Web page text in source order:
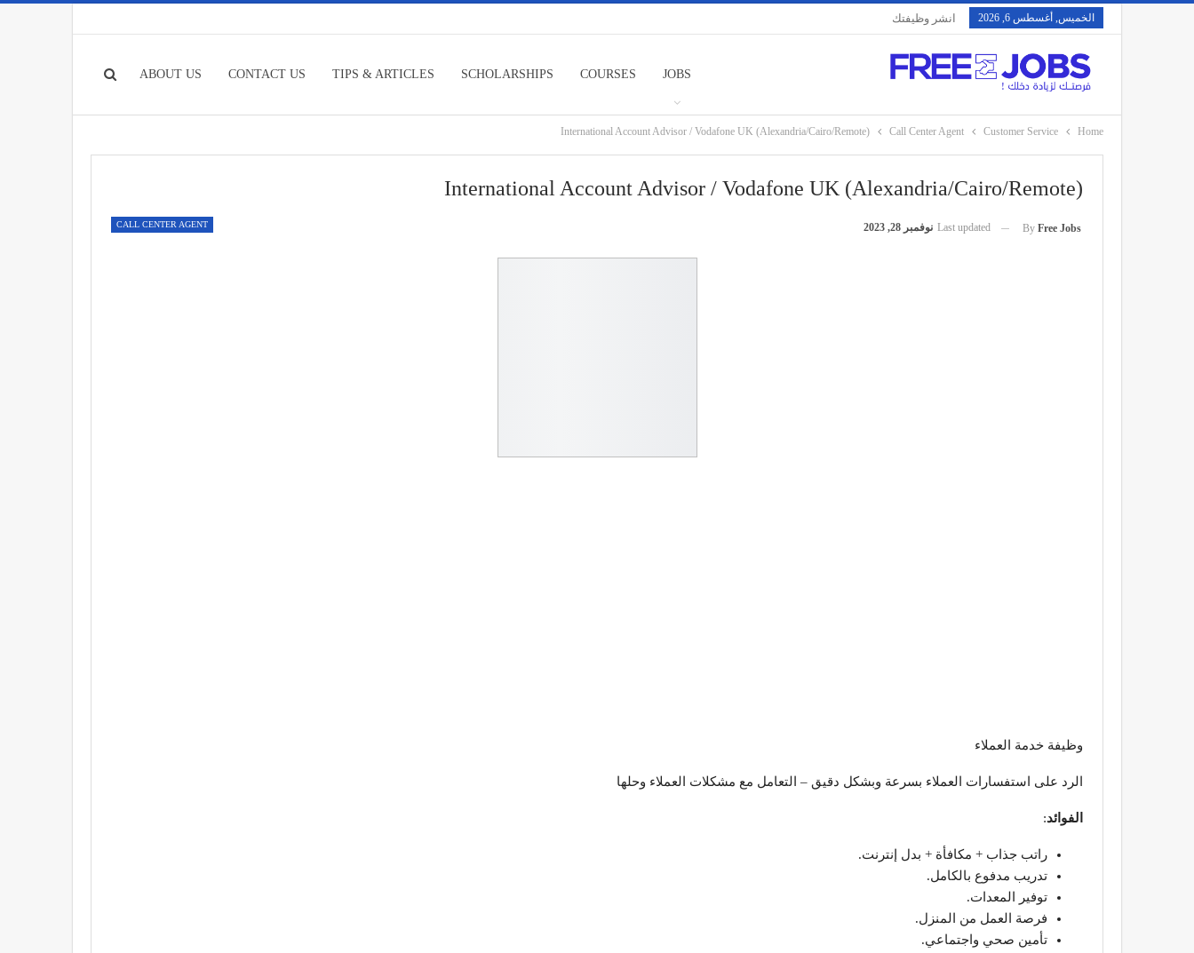
الخميس, أغسطس 6, 2026 انشر وظيفتك
JOBS
COURSES
SCHOLARSHIPS
TIPS & ARTICLES
CONTACT US
ABOUT US
Home
Customer Service
Call Center Agent
International Account Advisor / Vodafone UK (Alexandria/Cairo/Remote)
International Account Advisor / Vodafone UK (Alexandria/Cairo/Remote)
CALL CENTER AGENT By Free Jobs
Last updated نوفمبر 28, 2023
وظيفة خدمة العملاء
الرد على استفسارات العملاء بسرعة وبشكل دقيق – التعامل مع مشكلات العملاء وحلها
الفوائد:
راتب جذاب + مكافأة + بدل إنترنت.
تدريب مدفوع بالكامل.
توفير المعدات.
فرصة العمل من المنزل.
تأمين صحي واجتماعي.